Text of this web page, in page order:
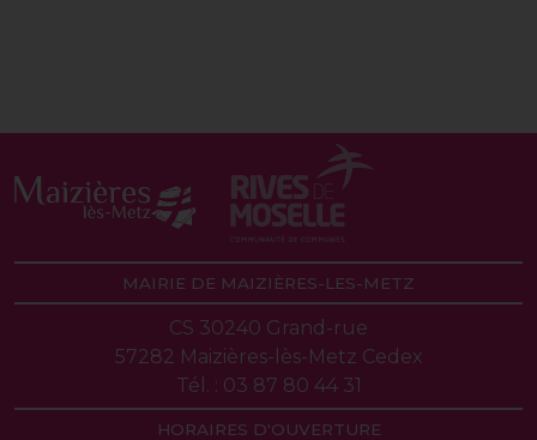
MAIRIE DE MAIZIÈRES-LES-METZ
CS 30240 Grand-rue
57282 Maizières-lès-Metz Cedex
Tél. : 03 87 80 44 31
HORAIRES D'OUVERTURE